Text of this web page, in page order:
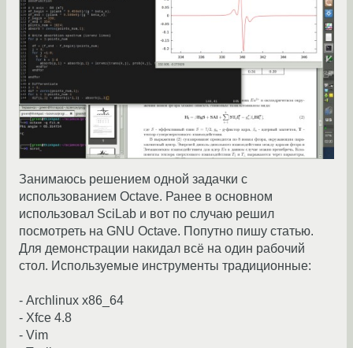
Занимаюсь решением одной задачки с
использованием Octave. Ранее в основном
использовал SciLab и вот по случаю решил
посмотреть на GNU Octave. Попутно пишу статью.
Для демонстрации накидал всё на один рабочий
стол. Используемые инструменты традиционные:
- Archlinux x86_64
- Xfce 4.8
- Vim